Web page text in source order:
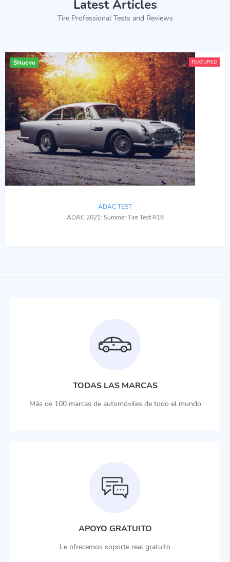
Latest Articles
Tire Professional Tests and Reviews
FEATURED
$Nuevo
ADAC TEST
ADAC 2021: Summer Tire Test R16
TODAS LAS MARCAS
Más de 100 marcas de automóviles de todo el mundo
APOYO GRATUITO
Le ofrecemos soporte real gratuito